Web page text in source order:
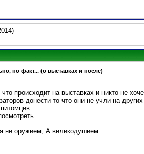
но факт... (о выставках и после)
происходит на выставках и никто не
донести то что они не учли на
не оружием, А великодушием.